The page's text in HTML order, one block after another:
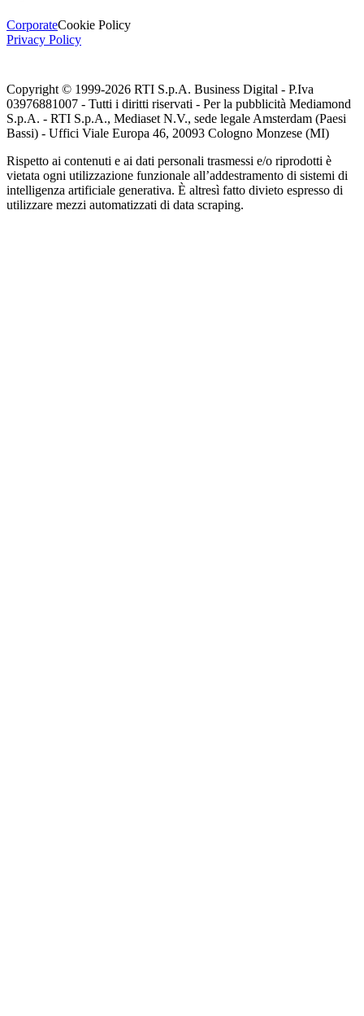
CorporateCookie Policy
Privacy Policy
Copyright © 1999-2026 RTI S.p.A. Business Digital - P.Iva
03976881007 - Tutti i diritti riservati - Per la pubblicità Mediamond
S.p.A. - RTI S.p.A., Mediaset N.V., sede legale Amsterdam (Paesi
Bassi) - Uffici Viale Europa 46, 20093 Cologno Monzese (MI)
Rispetto ai contenuti e ai dati personali trasmessi e/o riprodotti è
vietata ogni utilizzazione funzionale all’addestramento di sistemi di
intelligenza artificiale generativa. È altresì fatto divieto espresso di
utilizzare mezzi automatizzati di data scraping.